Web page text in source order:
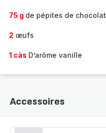
75 g de pépites de chocolat
2 œufs
1 càs D’arôme vanille
Accessoires